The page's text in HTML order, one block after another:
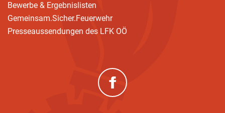
Bewerbe & Ergebnislisten
Gemeinsam.Sicher.Feuerwehr
Presseaussendungen des LFK OÖ
(neues Fenster)